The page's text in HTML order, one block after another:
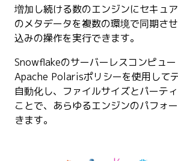
増加し続ける数のエンジンにセキュ
のメタデータを複数の環境で同期さ
込みの操作を実行できます。
Snowflakeのサーバーレスコンピュ
Apache Polarisポリシーを使用して
自動化し、ファイルサイズとパーテ
ことで、あらゆるエンジンのパフォ
きます。